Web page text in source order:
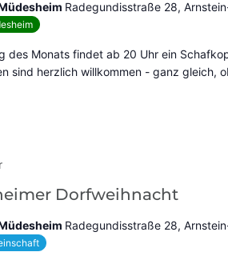
Radegundisstraße 28,
des Monats findet ab 20 Uhr ein
sind herzlich willkommen - ganz gleich,
Dorfweihnacht
Radegundisstraße 28,